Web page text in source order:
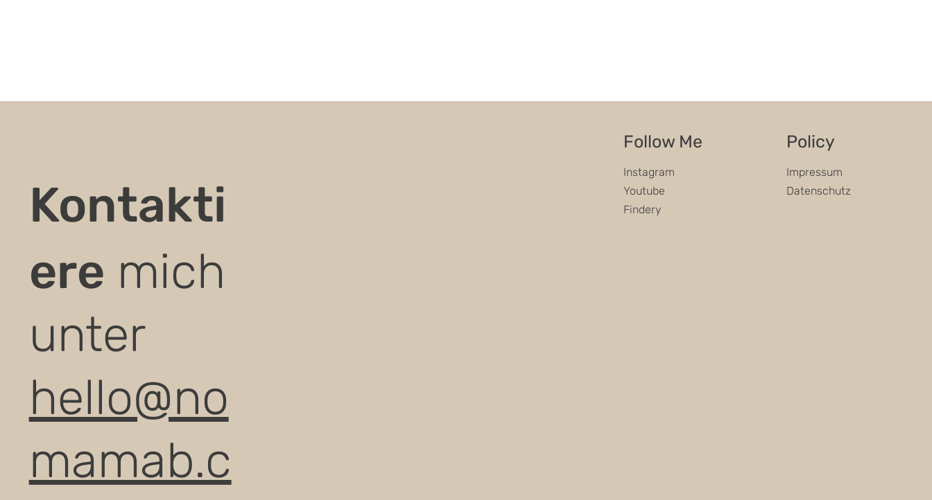
Kontakti
ere mich
unter
hello@no
mamab.c
Follow Me
Instagram
Youtube
Findery
Policy
Impressum
Datenschutz